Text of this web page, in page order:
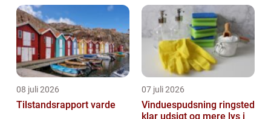
bred vifte a...
08 juli 2026
Tilstandsrapport varde
07 juli 2026
Vinduespudsning ringsted
klar udsigt og mere lys i